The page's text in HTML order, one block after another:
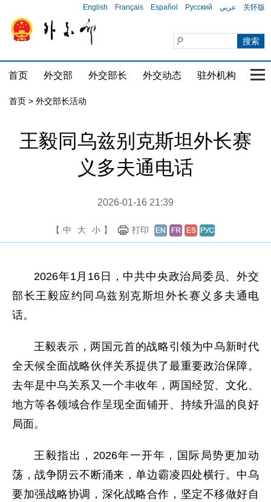
English Français Español Русский عربي 关怀版
首页 外交部 外交部长 外交动态 驻外机构 国
首页 > 外交部长活动
王毅同乌兹别克斯坦外长赛
义多夫通电话
2026-01-16 21:39
【 中 大 小 】 打印
2026年1月16日，中共中央政治局委员、外交
部长王毅应约同乌兹别克斯坦外长赛义多夫通电
话。
王毅表示，两国元首的战略引领为中乌新时代
全天候全面战略伙伴关系提供了最重要政治保障。
去年是中乌关系又一个丰收年，两国经贸、文化、
地方等各领域合作呈现全面铺开、持续升温的良好
局面。
王毅指出，2026年一开年，国际局势更加动
荡，战争阴云不断涌来，单边霸凌四处横行。中乌
要加强战略协调，深化战略合作，坚定不移做好自